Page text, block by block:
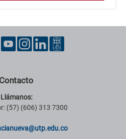
Contacto
Llámanos:
(57) (606) 313 7300